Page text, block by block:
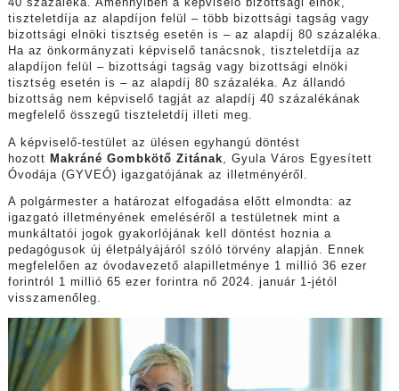
40 százaléka. Amennyiben a képviselő bizottsági elnök,
tiszteletdíja az alapdíjon felül – több bizottsági tagság vagy
bizottsági elnöki tisztség esetén is – az alapdíj 80 százaléka.
Ha az önkormányzati képviselő tanácsnok, tiszteletdíja az
alapdíjon felül – bizottsági tagság vagy bizottsági elnöki
tisztség esetén is – az alapdíj 80 százaléka. Az állandó
bizottság nem képviselő tagját az alapdíj 40 százalékának
megfelelő összegű tiszteletdíj illeti meg.
A képviselő-testület az ülésen egyhangú döntést
hozott Makráné Gombkötő Zitának , Gyula Város Egyesített
Óvodája (GYVEÓ) igazgatójának az illetményéről.
A polgármester a határozat elfogadása előtt elmondta: az
igazgató illetményének emeléséről a testületnek mint a
munkáltatói jogok gyakorlójának kell döntést hoznia a
pedagógusok új életpályájáról szóló törvény alapján. Ennek
megfelelően az óvodavezető alapilletménye 1 millió 36 ezer
forintról 1 millió 65 ezer forintra nő 2024. január 1-jétól
visszamenőleg.